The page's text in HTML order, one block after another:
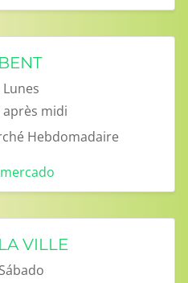
Lunes
après midi
Hebdomadaire
VILLE
Sábado